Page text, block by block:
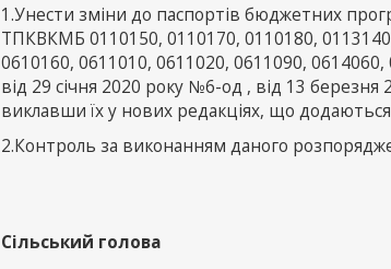
1.Унести зміни до паспортів бюджетних
ТПКВКМБ 0110150, 0110170, 0110180,
0610160, 0611010, 0611020, 0611090,
від 29 січня 2020 року №6-од , від 13
виклавши їх у нових редакціях, що
2.Контроль за виконанням даного
Сільський голова